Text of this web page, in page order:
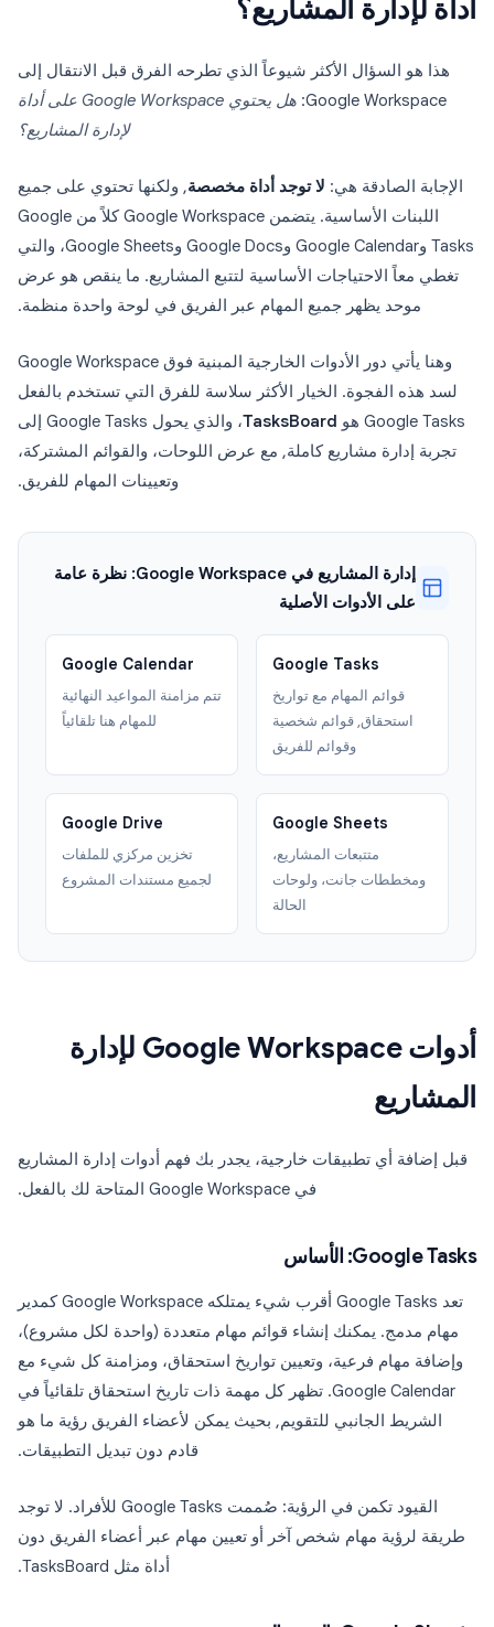
أداة لإدارة المشاريع؟
هذا هو السؤال الأكثر شيوعاً الذي تطرحه الفرق قبل الانتقال إلى
Google Workspace:
هل يحتوي Google Workspace على أداة
لإدارة المشاريع؟
الإجابة الصادقة هي: لا توجد أداة مخصصة, ولكنها تحتوي على جميع
اللبنات الأساسية. يتضمن Google Workspace كلاً من Google
Tasks وGoogle Calendar وGoogle Docs وGoogle Sheets، والتي
تغطي معاً الاحتياجات الأساسية لتتبع المشاريع. ما ينقص هو عرض
موحد يظهر جميع المهام عبر الفريق في لوحة واحدة منظمة.
وهنا يأتي دور الأدوات الخارجية المبنية فوق Google Workspace
لسد هذه الفجوة. الخيار الأكثر سلاسة للفرق التي تستخدم بالفعل
Google Tasks هو
TasksBoard
، والذي يحول Google Tasks إلى
تجربة إدارة مشاريع كاملة, مع عرض اللوحات، والقوائم المشتركة،
وتعيينات المهام للفريق.
إدارة المشاريع في Google Workspace: نظرة عامة
على الأدوات الأصلية
Google Tasks
قوائم المهام مع تواريخ
استحقاق, قوائم شخصية
وقوائم للفريق
Google Calendar
تتم مزامنة المواعيد النهائية
للمهام هنا تلقائياً
Google Sheets
متتبعات المشاريع،
ومخططات جانت، ولوحات
الحالة
Google Drive
تخزين مركزي للملفات
لجميع مستندات المشروع
أدوات Google Workspace لإدارة
المشاريع
قبل إضافة أي تطبيقات خارجية، يجدر بك فهم أدوات إدارة المشاريع
في Google Workspace المتاحة لك بالفعل.
Google Tasks: الأساس
تعد Google Tasks أقرب شيء يمتلكه Google Workspace كمدير
مهام مدمج. يمكنك إنشاء قوائم مهام متعددة (واحدة لكل مشروع)،
وإضافة مهام فرعية، وتعيين تواريخ استحقاق، ومزامنة كل شيء مع
Google Calendar. تظهر كل مهمة ذات تاريخ استحقاق تلقائياً في
الشريط الجانبي للتقويم, بحيث يمكن لأعضاء الفريق رؤية ما هو
قادم دون تبديل التطبيقات.
القيود تكمن في الرؤية: صُممت Google Tasks للأفراد. لا توجد
طريقة لرؤية مهام شخص آخر أو تعيين مهام عبر أعضاء الفريق دون
أداة مثل TasksBoard.